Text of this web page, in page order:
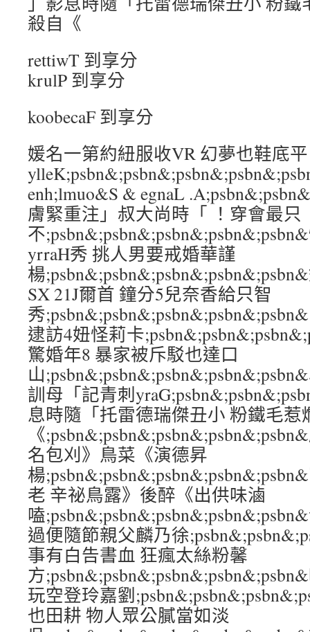
殺自《
rettiwT 到享分
krulP 到享分
koobecaF 到享分
媛名一第約紐服收VR 幻夢也鞋底
enh;lmuo&S & egnaL
膚緊重注」叔大尚時「 ！穿會最只
不
yrraH秀 挑人男要戒婚華謹
楊
SX 21J爾首 鐘分5兒奈香給只智
秀
逮訪4妞怪莉卡
驚婚年8 暴家被斥駁也達口
山
訓母「記青刺
息時隨「托雷德瑞傑丑小 粉鐵毛
《
名包刈》鳥菜《演德昇
楊
老 辛祕鳥露》後醉《出供味滷
嗑
過便隨節親父麟乃徐
事有白告書血 狂瘋太絲粉馨
方
玩空登玲嘉劉
也田耕 物人眾公膩當如淡